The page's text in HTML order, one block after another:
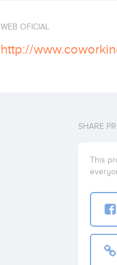
WEB OFICIAL
http://
SHARE
This